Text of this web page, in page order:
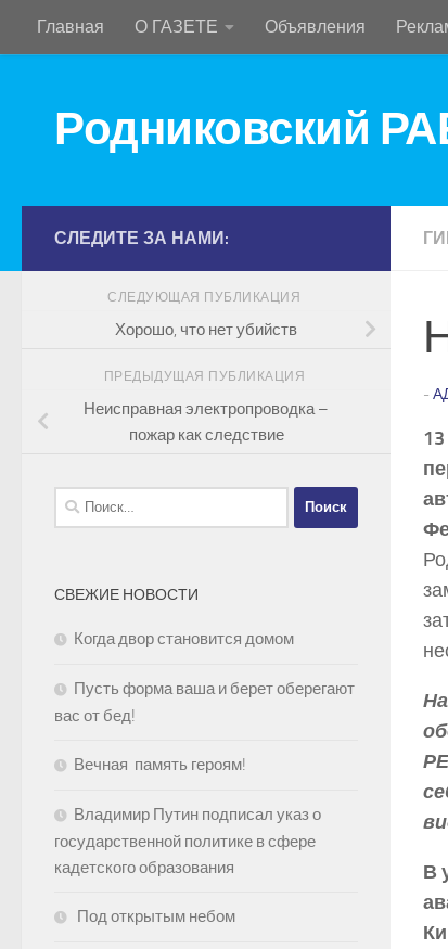
Перейти к содержимому
Главная О ГАЗЕТЕ Объявления
Родниковский
-
В
СЛЕДИТЕ ЗА НАМИ:
СЛЕДУЮЩАЯ ПУБЛИКАЦИЯ
Хорошо, что нет убийств
ПРЕДЫДУЩАЯ ПУБЛИКАЦИЯ
Неисправная электропроводка –
пожар как следствие
Найти:
СВЕЖИЕ НОВОСТИ
Когда двор становится домом
Пусть форма ваша и берет оберегают
вас от бед!
Вечная память героям!
Владимир Путин подписал указ о
государственной политике в сфере
кадетского образования
Под открытым небом